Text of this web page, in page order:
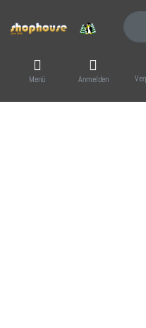
Menü Anmelden